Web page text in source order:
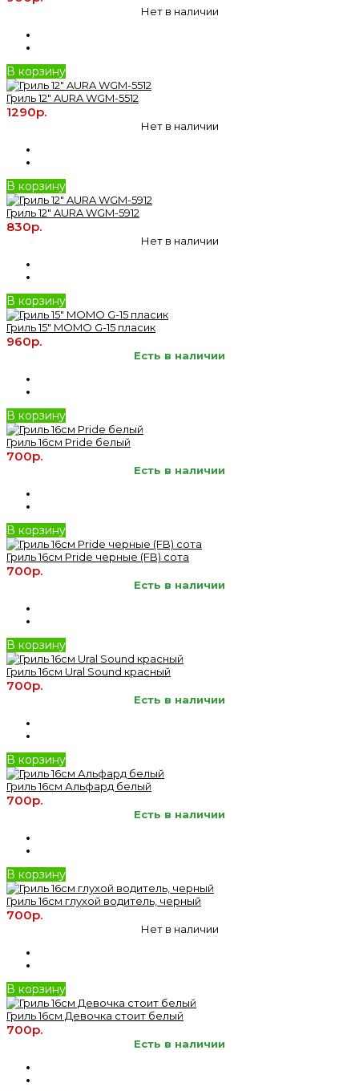
Нет в наличии
В корзину
Гриль 12" AURA WGM-5512
1290р.
Нет в наличии
В корзину
Гриль 12" AURA WGM-5912
830р.
Нет в наличии
В корзину
Гриль 15" MOMO G-15 пласик
960р.
Есть в наличии
В корзину
Гриль 16см Pride белый
700р.
Есть в наличии
В корзину
Гриль 16см Pride черные (FB) сота
700р.
Есть в наличии
В корзину
Гриль 16см Ural Sound красный
700р.
Есть в наличии
В корзину
Гриль 16см Альфард белый
700р.
Есть в наличии
В корзину
Гриль 16см глухой водитель, черный
700р.
Нет в наличии
В корзину
Гриль 16см Девочка стоит белый
700р.
Есть в наличии